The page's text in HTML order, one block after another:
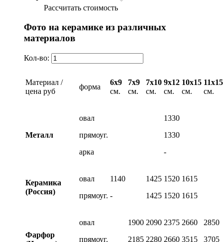
Рассчитать стоимость
Фото на керамике из различных
материалов
Кол-во:
Материал /
цена руб
форма
6х9
см.
7х9
см.
7х10
см.
9х12
см.
10х15
см.
11х15
см.
Металл
овал
прямоуг.
арка
1330
1330
-
Керамика
(Россия)
овал
прямоуг.
1140
-
1425
1425
1520
1520
1615
1615
Фарфор
овал
прямоуг.
1900
2185
2090
2280
2375
2660
2660
3515
2850
3705